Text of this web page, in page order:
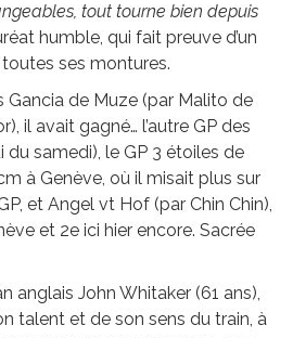
tout tourne bien depuis
humble, qui fait preuve d’un
ses montures.
Gancia de Muze (par Malito de
il avait gagné… l’autre GP des
samedi), le GP 3 étoiles de
à Genève, où il misait plus sur
et Angel vt Hof (par Chin Chin),
et 2e ici hier encore. Sacrée
anglais John Whitaker (61 ans),
talent et de son sens du train, à